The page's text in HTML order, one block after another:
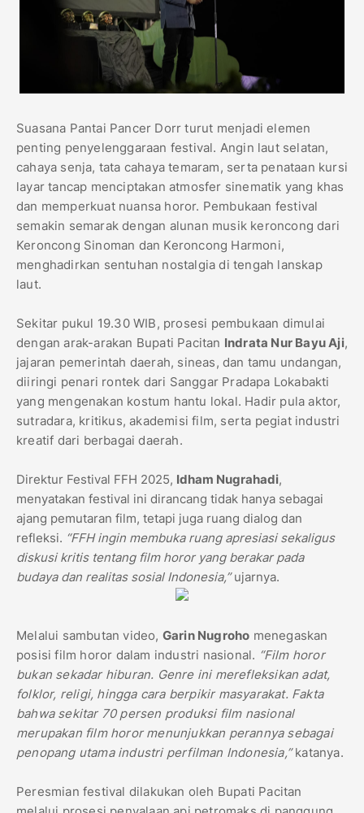
Suasana Pantai Pancer Dorr turut menjadi elemen
penting penyelenggaraan festival. Angin laut selatan,
cahaya senja, tata cahaya temaram, serta penataan kursi
layar tancap menciptakan atmosfer sinematik yang khas
dan memperkuat nuansa horor. Pembukaan festival
semakin semarak dengan alunan musik keroncong dari
Keroncong Sinoman dan Keroncong Harmoni,
menghadirkan sentuhan nostalgia di tengah lanskap
laut.
Sekitar pukul 19.30 WIB, prosesi pembukaan dimulai
dengan arak-arakan Bupati Pacitan Indrata Nur Bayu Aji,
jajaran pemerintah daerah, sineas, dan tamu undangan,
diiringi penari rontek dari Sanggar Pradapa Lokabakti
yang mengenakan kostum hantu lokal. Hadir pula aktor,
sutradara, kritikus, akademisi film, serta pegiat industri
kreatif dari berbagai daerah.
Direktur Festival FFH 2025, Idham Nugrahadi,
menyatakan festival ini dirancang tidak hanya sebagai
ajang pemutaran film, tetapi juga ruang dialog dan
refleksi. “FFH ingin membuka ruang apresiasi sekaligus
diskusi kritis tentang film horor yang berakar pada
budaya dan realitas sosial Indonesia,”ujarnya.
Melalui sambutan video, Garin Nugroho menegaskan
posisi film horor dalam industri nasional. “Film horor
bukan sekadar hiburan. Genre ini merefleksikan adat,
folklor, religi, hingga cara berpikir masyarakat. Fakta
bahwa sekitar 70 persen produksi film nasional
merupakan film horor menunjukkan perannya sebagai
penopang utama industri perfilman Indonesia,”katanya.
Peresmian festival dilakukan oleh Bupati Pacitan